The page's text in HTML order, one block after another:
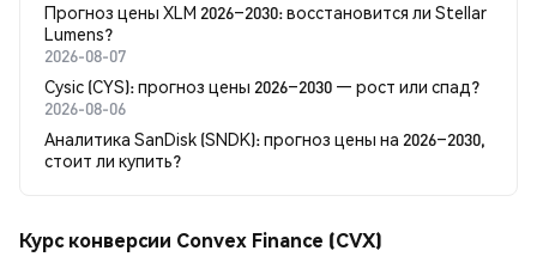
Прогноз цены XLM 2026–2030: восстановится ли Stellar
Lumens?
2026-08-07
Cysic (CYS): прогноз цены 2026–2030 — рост или спад?
2026-08-06
Аналитика SanDisk (SNDK): прогноз цены на 2026–2030,
стоит ли купить?
Курс конверсии Convex Finance (CVX)